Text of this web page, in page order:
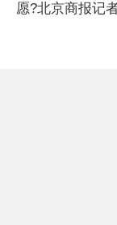
愿?北京商报记